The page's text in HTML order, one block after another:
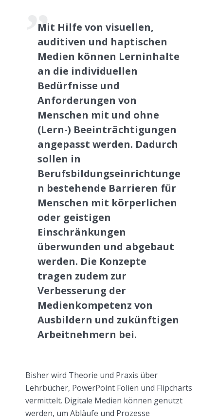
Mit Hilfe von visuellen,
auditiven und haptischen
Medien können Lerninhalte
an die individuellen
Bedürfnisse und
Anforderungen von
Menschen mit und ohne
(Lern-) Beeinträchtigungen
angepasst werden. Dadurch
sollen in
Berufsbildungseinrichtunge
n bestehende Barrieren für
Menschen mit körperlichen
oder geistigen
Einschränkungen
überwunden und abgebaut
werden. Die Konzepte
tragen zudem zur
Verbesserung der
Medienkompetenz von
Ausbildern und zukünftigen
Arbeitnehmern bei.
Bisher wird Theorie und Praxis über
Lehrbücher, PowerPoint Folien und Flipcharts
vermittelt. Digitale Medien können genutzt
werden, um Abläufe und Prozesse